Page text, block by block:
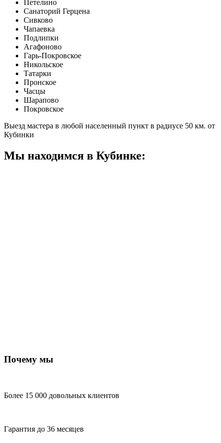
Петелино
Санаторий Герцена
Сивково
Чапаевка
Подлипки
Агафоново
Гарь-Покровское
Никольское
Татарки
Пронское
Часцы
Шарапово
Покровское
Выезд мастера в любой населенный пункт в радиусе 50 км. от
Кубинки
Мы находимся в Кубинке:
Почему мы
Более 15 000 довольных клиентов
Гарантия до 36 месяцев